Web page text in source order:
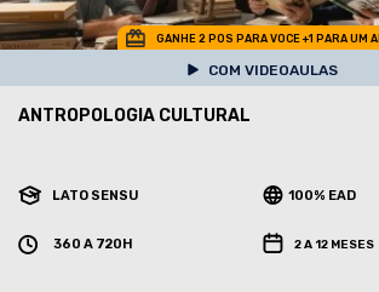
GANHE 2 POS PARA VOCE +1 PARA UM
COM VIDEOAULAS
ANTROPOLOGIA CULTURAL
LATO SENSU 100% EAD
360 A 720H 2 A 12 MESES